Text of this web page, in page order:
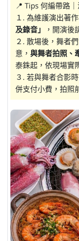
📍 Tips 何編帶路｜
１. 為維護演出著
及錄音」
，開演後
２. 散場後，舞者
意， 與舞者拍照、
泰銖起，依現場實
３. 若與舞者合影
併支付小費，拍照